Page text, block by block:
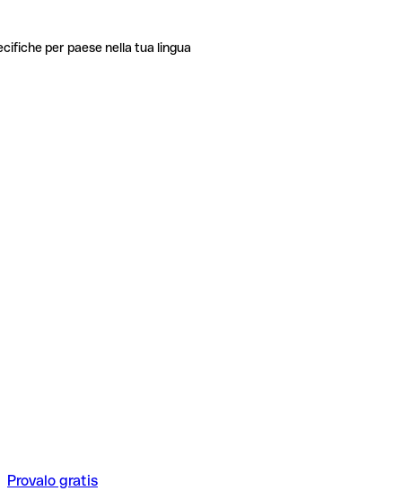
per paese nella tua lingua
Provalo gratis